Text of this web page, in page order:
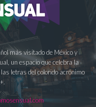
más visitado de México y
un espacio que celebra la
letras del colorido acrónimo